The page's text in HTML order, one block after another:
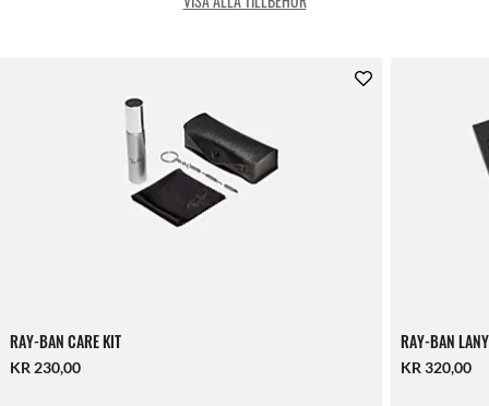
RAY-BAN CARE KIT
KR 230,00
RAY-BAN
KR 320,00